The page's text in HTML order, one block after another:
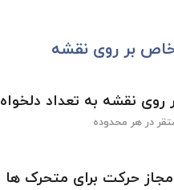
بر روی نقشه
نقشه به تعداد دلخواه
در هر محدوده
حرکت برای متحرک ها